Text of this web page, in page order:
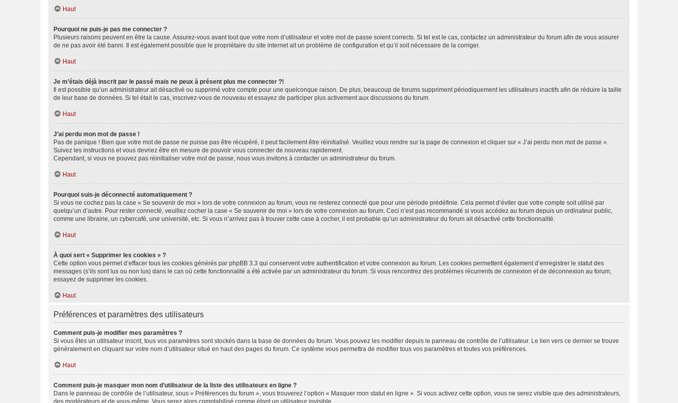
Haut
Pourquoi ne puis-je pas me connecter ?
Plusieurs raisons peuvent en être la cause. Assurez-vous avant tout que votre nom d’utilisateur et votre mot de passe soient corrects. Si tel est le cas, contactez un administrateur du forum afin de vous assurer
de ne pas avoir été banni. Il est également possible que le propriétaire du site internet ait un problème de configuration et qu’il soit nécessaire de la corriger.
Haut
Je m’étais déjà inscrit par le passé mais ne peux à présent plus me connecter ?!
Il est possible qu’un administrateur ait désactivé ou supprimé votre compte pour une quelconque raison. De plus, beaucoup de forums suppriment périodiquement les utilisateurs inactifs afin de réduire la taille
de leur base de données. Si tel était le cas, inscrivez-vous de nouveau et essayez de participer plus activement aux discussions du forum.
Haut
J’ai perdu mon mot de passe !
Pas de panique ! Bien que votre mot de passe ne puisse pas être récupéré, il peut facilement être réinitialisé. Veuillez vous rendre sur la page de connexion et cliquer sur « J’ai perdu mon mot de passe ».
Suivez les instructions et vous devriez être en mesure de pouvoir vous connecter de nouveau rapidement.
Cependant, si vous ne pouvez pas réinitialiser votre mot de passe, nous vous invitons à contacter un administrateur du forum.
Haut
Pourquoi suis-je déconnecté automatiquement ?
Si vous ne cochez pas la case « Se souvenir de moi » lors de votre connexion au forum, vous ne resterez connecté que pour une période prédéfinie. Cela permet d’éviter que votre compte soit utilisé par
quelqu’un d’autre. Pour rester connecté, veuillez cocher la case « Se souvenir de moi » lors de votre connexion au forum. Ceci n’est pas recommandé si vous accédez au forum depuis un ordinateur public,
comme une librairie, un cybercafé, une université, etc. Si vous n’arrivez pas à trouver cette case à cocher, il est probable qu’un administrateur du forum ait désactivé cette fonctionnalité.
Haut
À quoi sert « Supprimer les cookies » ?
Cette option vous permet d’effacer tous les cookies générés par phpBB 3.3 qui conservent votre authentification et votre connexion au forum. Les cookies permettent également d’enregistrer le statut des
messages (s’ils sont lus ou non lus) dans le cas où cette fonctionnalité a été activée par un administrateur du forum. Si vous rencontrez des problèmes récurrents de connexion et de déconnexion au forum,
essayez de supprimer les cookies.
Haut
Préférences et paramètres des utilisateurs
Comment puis-je modifier mes paramètres ?
Si vous êtes un utilisateur inscrit, tous vos paramètres sont stockés dans la base de données du forum. Vous pouvez les modifier depuis le panneau de contrôle de l’utilisateur. Le lien vers ce dernier se trouve
généralement en cliquant sur votre nom d’utilisateur situé en haut des pages du forum. Ce système vous permettra de modifier tous vos paramètres et toutes vos préférences.
Haut
Comment puis-je masquer mon nom d’utilisateur de la liste des utilisateurs en ligne ?
Dans le panneau de contrôle de l’utilisateur, sous « Préférences du forum », vous trouverez l’option « Masquer mon statut en ligne ». Si vous activez cette option, vous ne serez visible que des administrateurs,
des modérateurs et de vous-même. Vous serez alors comptabilisé comme étant un utilisateur invisible.